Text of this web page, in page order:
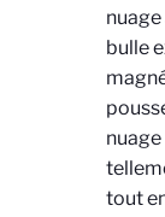
bulle
tout